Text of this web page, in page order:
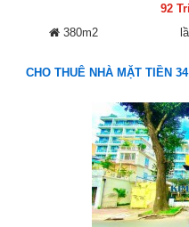
92
380m2
CHO THUÊ NHÀ MẶT TIỀN